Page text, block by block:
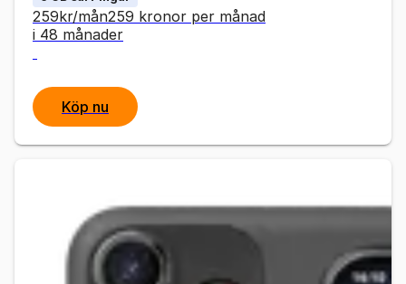
259kr/mån259 kronor per månad
i 48 månader
Köp nu